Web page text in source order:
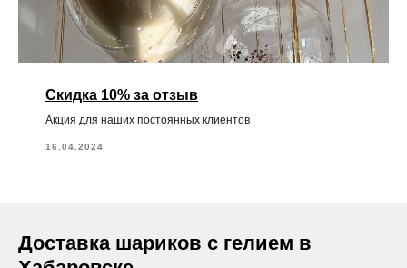
Скидка 10% за отзыв
Акция для наших постоянных клиентов
16.04.2024
Доставка шариков с гелием в